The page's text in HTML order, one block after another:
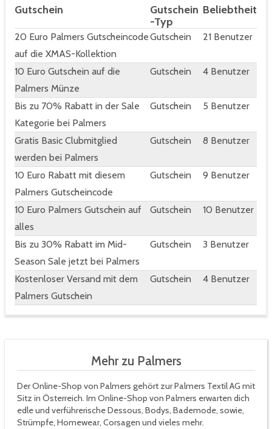
Gutschein
Gutschein
-Typ
Beliebtheit
20 Euro Palmers Gutscheincode
auf die XMAS-Kollektion
Gutschein 21 Benutzer
10 Euro Gutschein auf die
Palmers Münze
Gutschein 4 Benutzer
Bis zu 70% Rabatt in der Sale
Kategorie bei Palmers
Gutschein 5 Benutzer
Gratis Basic Clubmitglied
werden bei Palmers
Gutschein 8 Benutzer
10 Euro Rabatt mit diesem
Palmers Gutscheincode
Gutschein 9 Benutzer
10 Euro Palmers Gutschein auf
alles
Gutschein 10 Benutzer
Bis zu 30% Rabatt im Mid-
Season Sale jetzt bei Palmers
Gutschein 3 Benutzer
Kostenloser Versand mit dem
Palmers Gutschein
Gutschein 4 Benutzer
Mehr zu Palmers
Der Online-Shop von Palmers gehört zur Palmers Textil AG mit
Sitz in Österreich. Im Online-Shop von Palmers erwarten dich
edle und verführerische Dessous, Bodys, Bademode, sowie,
Strümpfe, Homewear, Corsagen und vieles mehr.